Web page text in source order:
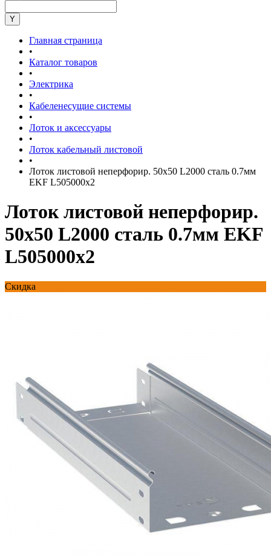
Главная страница
•
Каталог товаров
•
Электрика
•
Кабеленесущие системы
•
Лоток и аксессуары
•
Лоток кабельный листовой
•
Лоток листовой неперфорир. 50х50 L2000 сталь 0.7мм
EKF L505000x2
Лоток листовой неперфорир.
50х50 L2000 сталь 0.7мм EKF
L505000x2
Скидка